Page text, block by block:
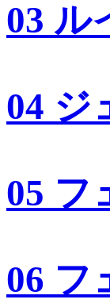
03 ル
04 ジ
05 フ
06 フ